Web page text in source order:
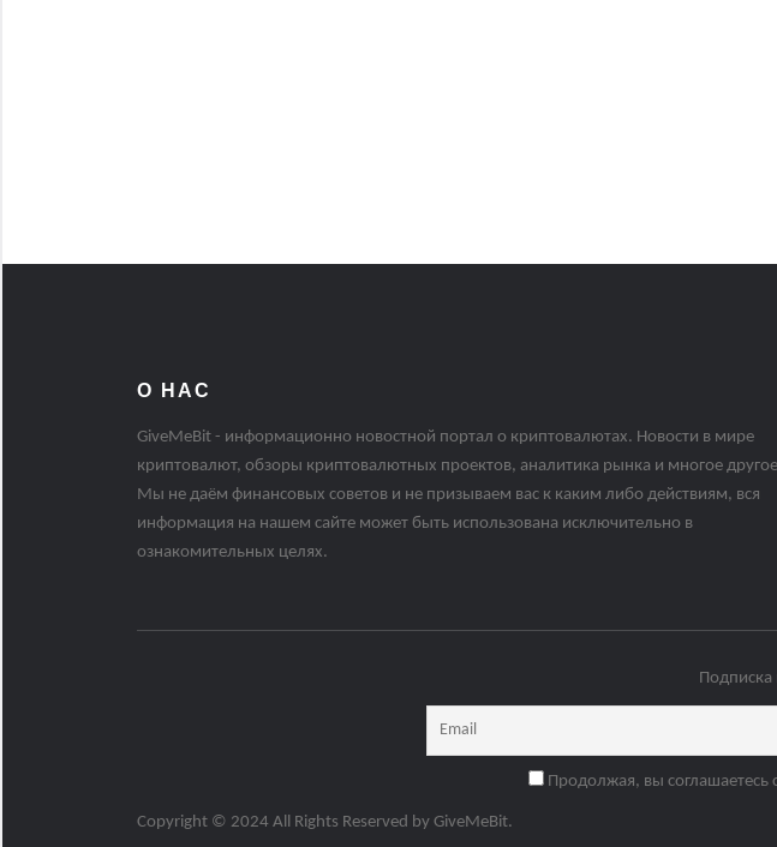
О НАС
GiveMeBit - информационно новостной портал о криптовалютах. Новости в мире
криптовалют, обзоры криптовалютных проектов, аналитика рынка и многое
Мы не даём финансовых советов и не призываем вас к каким либо действиям, вся
информация на нашем сайте может быть использована исключительно в
ознакомительных целях.
Подписка
Продолжая, вы соглашаетесь
Copyright © 2024 All Rights Reserved by GiveMeBit.